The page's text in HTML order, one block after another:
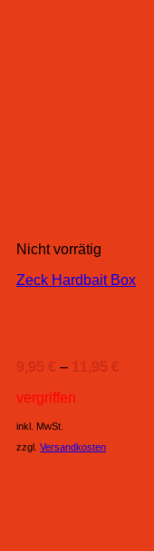
Nicht vorrätig
Zeck Hardbait Box
9,95 € – 11,95 €
vergriffen
inkl. MwSt.
zzgl. Versandkosten